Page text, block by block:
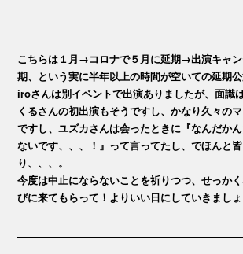
こちらは１月→コロナで５月に延期→出演キャ
期、という実に半年以上の時間が空いての延期公
iroさんは別イベントで出演ありましたが、面識
くるさんの初出演もそうですし、かなり久々の
ですし、ユズカさんは会ったときに『なんだか
ないです、、、！』って言ってたし、でほんと
り、、、。
今度は中止にならないことを祈りつつ、せっか
びに来てもらって！よりいい日にしていきましょ